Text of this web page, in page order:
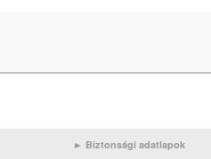
► Biztonsági adatlapok